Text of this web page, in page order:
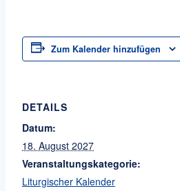
Zum Kalender hinzufügen
DETAILS
Datum:
18. August 2027
Veranstaltungskategorie:
Liturgischer Kalender